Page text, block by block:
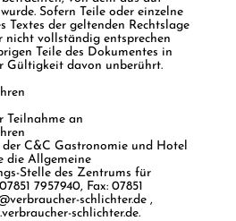
Sofern Teile oder einzelne
Textes der geltenden Rechtslage
nicht vollständig entsprechen
Teile des Dokumentes in
Gültigkeit davon unberührt.
Teilnahme an
C&C Gastronomie und Hotel
die Allgemeine
Stelle des Zentrums für
7957940, Fax: 07851
schlichter.de ,
schlichter.de.